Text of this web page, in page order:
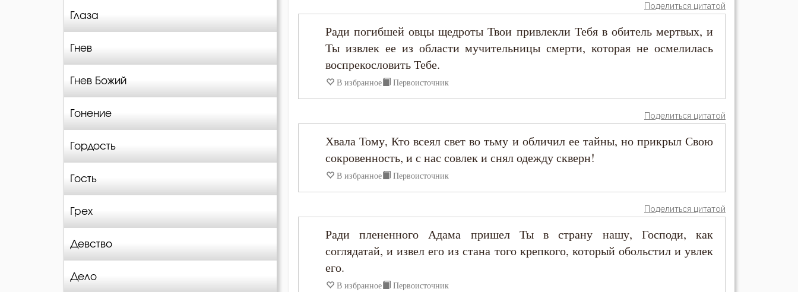
Глаза
Гнев
Гнев Божий
Гонение
Гордость
Гость
Грех
Девство
Дело
Илия Екдик
Иоанн (Максимович)
Иоанн Дамаскин
Иоанн Карпафский
Иоанн Кассиан Римлянин
Иоанн Лествичник
Поделиться цитатой
Ради погибшей овцы щедроты Твои привлекли Тебя в обитель мертвых, и
Ты извлек ее из области мучительницы смерти, которая не осмелилась
воспрекословить Тебе.
В избранное Первоисточник
Поделиться цитатой
Хвала Тому, Кто всеял свет во тьму и обличил ее тайны, но прикрыл Свою
сокровенность, и с нас совлек и снял одежду скверн!
В избранное Первоисточник
Поделиться цитатой
Ради плененного Адама пришел Ты в страну нашу, Господи, как
соглядатай, и извел его из стана того крепкого, который обольстил и увлек
его.
В избранное Первоисточник